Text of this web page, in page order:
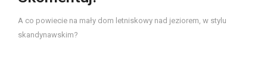
A co powiecie na mały dom letniskowy nad jeziorem, w stylu
skandynawskim?